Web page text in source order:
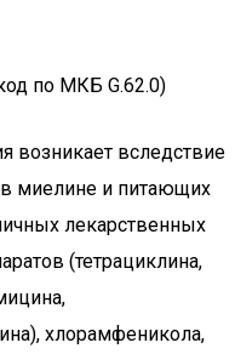
по МКБ G.62.0)
возникает вследствие
миелине и питающих
лекарственных
(тетрациклина,
хлорамфеникола,